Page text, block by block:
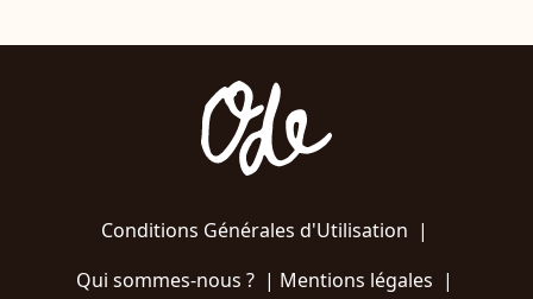
Conditions Générales d'Utilisation |
Qui sommes-nous ?| Mentions légales |